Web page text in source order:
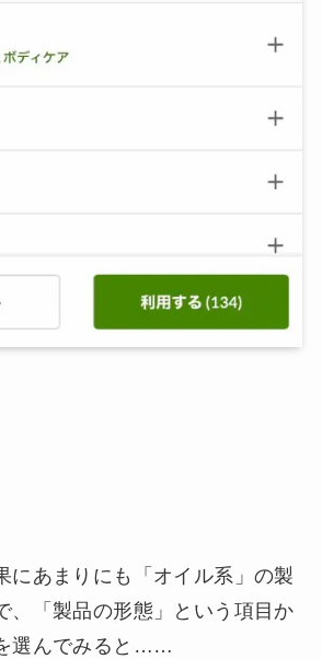
にあまりにも「オイル系」の製
、「製品の形態」という項目か
選んでみると……